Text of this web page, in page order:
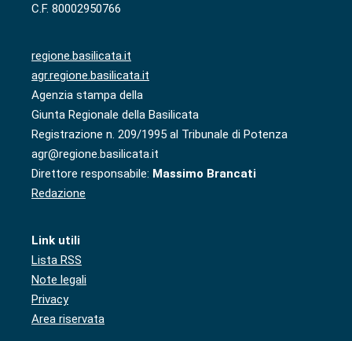
C.F. 80002950766
regione.basilicata.it
agr.regione.basilicata.it
Agenzia stampa della
Giunta Regionale della Basilicata
Registrazione n. 209/1995 al Tribunale di Potenza
agr@regione.basilicata.it
Direttore responsabile: Massimo Brancati
Redazione
Link utili
Lista RSS
Note legali
Privacy
Area riservata